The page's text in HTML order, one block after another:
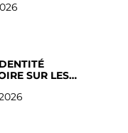
SUR LES